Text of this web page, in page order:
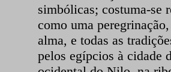
simbólicas; costuma-se
como uma
alma, e todas as
pelos egípcios à cidade